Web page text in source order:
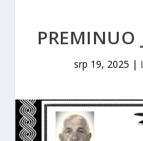
PREMINUO
srp 19, 2025 |